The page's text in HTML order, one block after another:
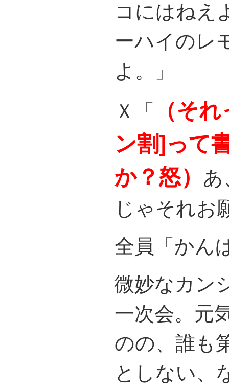
コにはねえ
ーハイのレ
よ。」
Ｘ「
（そ
ン割]って
か？怒）
あ
じゃそれお
全員「かん
微妙なカン
一次会。元
のの、誰も
としない、